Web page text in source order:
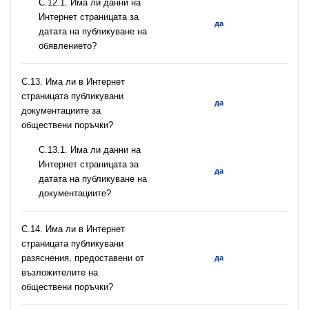
С.12.1. Има ли данни на
Интернет страницата за
датата на публикуване на
обявлението?
да
С.13. Има ли в Интернет
страницата публикувани
документациите за
обществени поръчки?
да
С.13.1. Има ли данни на
Интернет страницата за
датата на публикуване на
документациите?
да
С.14. Има ли в Интернет
страницата публикувани
разяснения, предоставени от
възложителите на
обществени поръчки?
да